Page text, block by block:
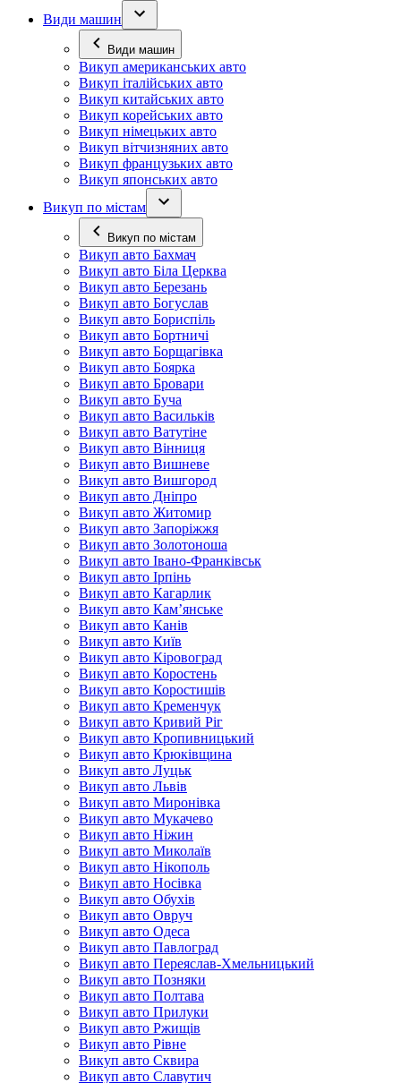
Види машин
Види машин
Викуп американських авто
Викуп італійських авто
Викуп китайських авто
Викуп корейських авто
Викуп німецьких авто
Викуп вітчизняних авто
Викуп французьких авто
Викуп японських авто
Викуп по містам
Викуп по містам
Викуп авто Бахмач
Викуп авто Біла Церква
Викуп авто Березань
Викуп авто Богуслав
Викуп авто Бориспіль
Викуп авто Бортничі
Викуп авто Борщагівка
Викуп авто Боярка
Викуп авто Бровари
Викуп авто Буча
Викуп авто Васильків
Викуп авто Ватутіне
Викуп авто Вінниця
Викуп авто Вишневе
Викуп авто Вишгород
Викуп авто Дніпро
Викуп авто Житомир
Викуп авто Запоріжжя
Викуп авто Золотоноша
Викуп авто Івано-Франківськ
Викуп авто Ірпінь
Викуп авто Кагарлик
Викуп авто Кам’янське
Викуп авто Канів
Викуп авто Київ
Викуп авто Кіровоград
Викуп авто Коростень
Викуп авто Коростишів
Викуп авто Кременчук
Викуп авто Кривий Ріг
Викуп авто Кропивницький
Викуп авто Крюківщина
Викуп авто Луцьк
Викуп авто Львів
Викуп авто Миронівка
Викуп авто Мукачево
Викуп авто Ніжин
Викуп авто Миколаїв
Викуп авто Нікополь
Викуп авто Носівка
Викуп авто Обухів
Викуп авто Овруч
Викуп авто Одеса
Викуп авто Павлоград
Викуп авто Переяслав-Хмельницький
Викуп авто Позняки
Викуп авто Полтава
Викуп авто Прилуки
Викуп авто Ржищів
Викуп авто Рівне
Викуп авто Сквира
Викуп авто Славутич